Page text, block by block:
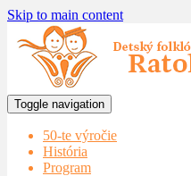
Skip to main content
Toggle navigation
50-te výročie
História
Program